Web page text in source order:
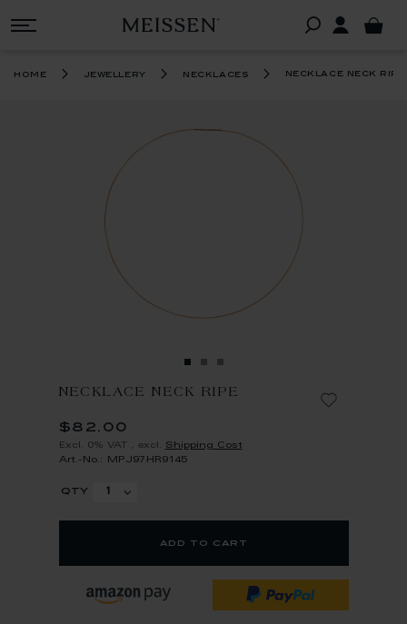
home jewellery necklaces necklace neck ripe
NECKLACE NECK RIPE
$82.00
Excl. 0% VAT excl. Shipping Cost
Art.-No.: MPJ97HR9145
qty
add to cart